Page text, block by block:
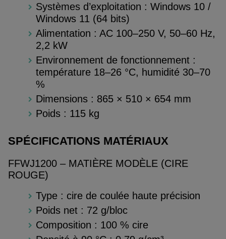
Systèmes d’exploitation : Windows 10 /
Windows 11 (64 bits)
Alimentation : AC 100–250 V, 50–60 Hz,
2,2 kW
Environnement de fonctionnement :
température 18–26 °C, humidité 30–70
%
Dimensions : 865 × 510 × 654 mm
Poids : 115 kg
SPÉCIFICATIONS MATÉRIAUX
FFWJ1200 – MATIÈRE MODÈLE (CIRE
ROUGE)
Type : cire de coulée haute précision
Poids net : 72 g/bloc
Composition : 100 % cire